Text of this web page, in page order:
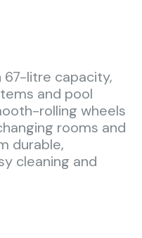
67-litre capacity,
and pool
rolling wheels
rooms and
durable,
cleaning and